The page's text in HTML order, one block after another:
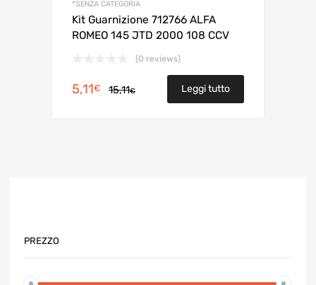
*SENZA CATEGORIA
Kit Guarnizione 712766 ALFA
ROMEO 145 JTD 2000 108 CCV
(0 reviews)
15,11€Il
prezzo
5,11€
Il
prezzo
Leggi tutto
PREZZO